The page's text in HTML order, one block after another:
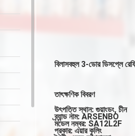
বিলাসবহুল 3-ডোর ডিসপ্লে
তাৎক্ষণিক বিবরণ
উৎপত্তি স্থান: গুয়াংডং, চীন
ব্র্যান্ড নাম: ARSENBO
মডেল নম্বর: SA12L2F
প্রকার: এয়ার কুলিং